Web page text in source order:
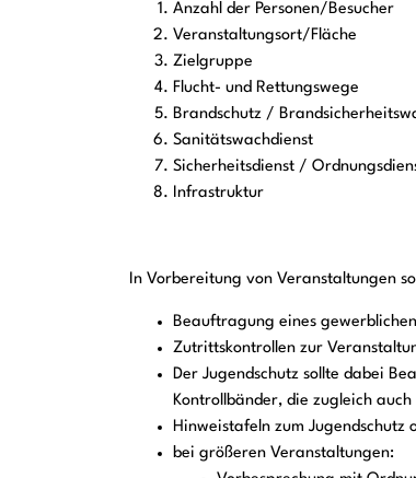
Anzahl der Personen/Besucher
Veranstaltungsort/Fläche
Zielgruppe
Flucht- und Rettungswege
Brandschutz /
Sanitätswachdienst
Sicherheitsdienst /
Infrastruktur
In Vorbereitung von Veranstaltungen
Beauftragung eines
Zutrittskontrollen zur
Der Jugendschutz sollte dabei
Kontrollbänder, die zugleich
Hinweistafeln zum Jugendschutz
bei größeren Veranstaltungen: